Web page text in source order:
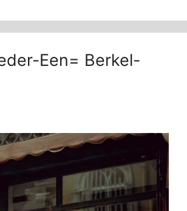
Een= Berkel-